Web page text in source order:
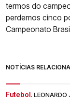
termos do
perdemos cinco
Campeonato
NOTÍCIAS
Futebol. LEONARDO